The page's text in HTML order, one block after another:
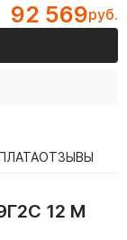
92 569руб.
ОТЗЫВЫ
12 М